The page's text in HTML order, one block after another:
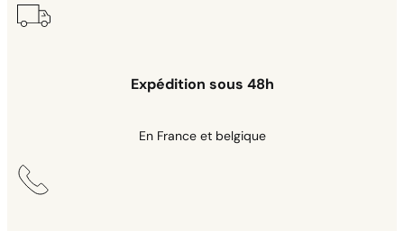
bertrand duval
Rating: 4/5
Sat May 03 2025 10:52:52 GMT+0000 (Coordinated Universal
Ok rapide
Mon Feb 10 2025 12:45:12 GMT+0000 (Coordinated Universal
Expédition sous 48h
En France et belgique